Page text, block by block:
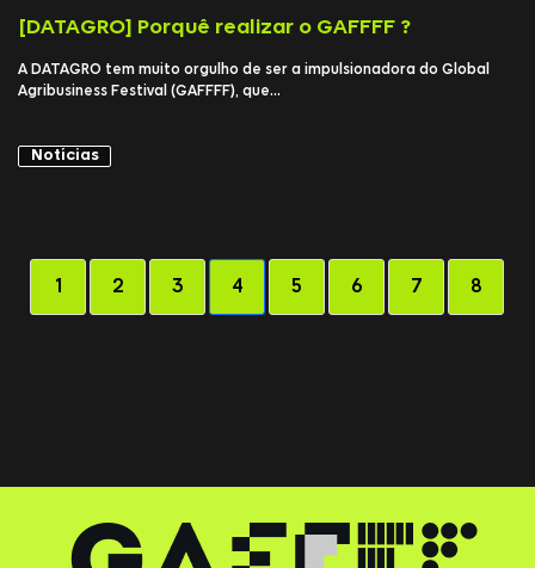
[DATAGRO] Porquê realizar o GAFFFF ?
Notícias
A DATAGRO tem muito orgulho de ser a impulsionadora do Global
Agribusiness Festival (GAFFFF), que...
1 2 3 4 5 6 7 8